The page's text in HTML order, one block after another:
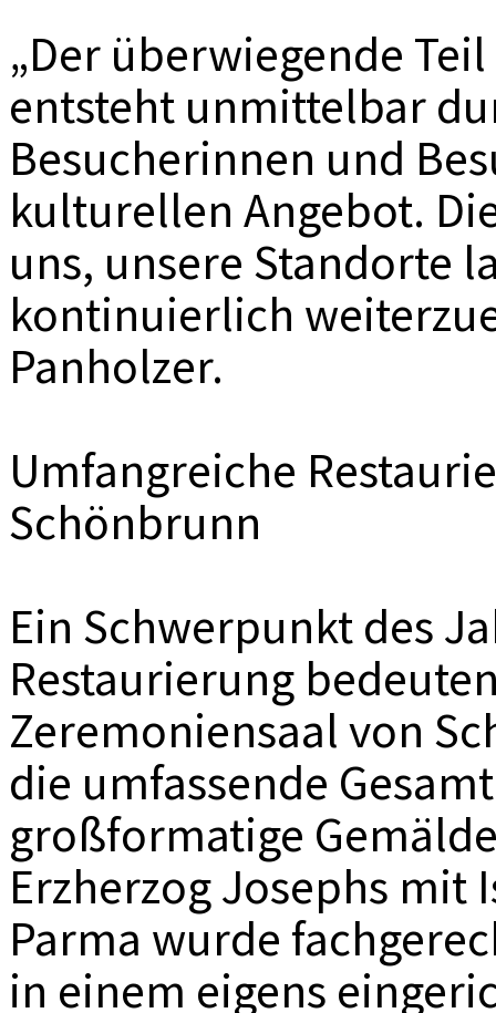
„Der überwiegende
entsteht unmittelbar
Besucherinnen und
kulturellen Angebot.
uns, unsere Standorte
kontinuierlich
Panholzer.
Umfangreiche
Schönbrunn
Ein Schwerpunkt des
Restaurierung
Zeremoniensaal von
die umfassende
großformatige
Erzherzog Josephs
Parma wurde
in einem eigens